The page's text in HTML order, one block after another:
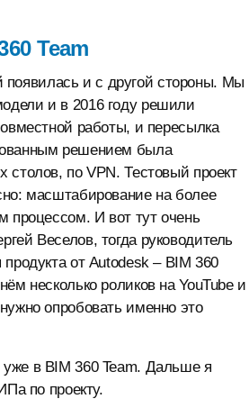
Team
и с другой стороны. Мы
и в 2016 году решили
работы, и пересылка
решением была
столов, по VPN. Тестовый проект
масштабирование на более
процессом. И вот тут очень
Веселов, тогда руководитель
от Autodesk – BIM 360
несколько роликов на YouTube и
опробовать именно это
в BIM 360 Team. Дальше я
по проекту.